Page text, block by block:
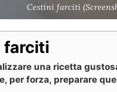
Cestini farciti
farciti
una ricetta
per forza, preparare